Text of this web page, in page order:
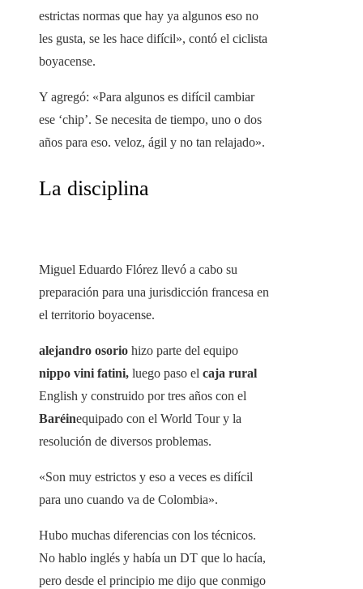
estrictas normas que hay ya algunos eso no
les gusta, se les hace difícil», contó el ciclista
boyacense.
Y agregó: «Para algunos es difícil cambiar
ese ‘chip’. Se necesita de tiempo, uno o dos
años para eso. veloz, ágil y no tan relajado».
La disciplina
Miguel Eduardo Flórez llevó a cabo su
preparación para una jurisdicción francesa en
el territorio boyacense.
alejandro osorio hizo parte del equipo
nippo vini fatini, luego paso el caja rural
English y construido por tres años con el
Baréinequipado con el World Tour y la
resolución de diversos problemas.
«Son muy estrictos y eso a veces es difícil
para uno cuando va de Colombia».
Hubo muchas diferencias con los técnicos.
No hablo inglés y había un DT que lo hacía,
pero desde el principio me dijo que conmigo